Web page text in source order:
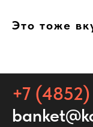
Это тоже
+7